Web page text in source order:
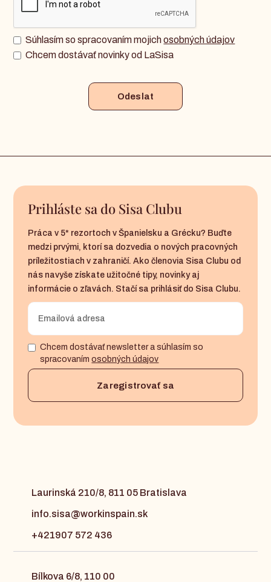
Súhlasím so spracovaním mojichosobných údajov
Chcem dostávať novinky od LaSisa
Prihláste sa do Sisa Clubu
Práca v 5* rezortoch v Španielsku a Grécku? Buďte
medzi prvými, ktorí sa dozvedia o nových pracovných
príležitostiach v zahraničí. Ako členovia Sisa Clubu od
nás navyše získate užitočné tipy, novinky aj
informácie o zľavách. Stačí sa prihlásiť do Sisa Clubu.
Chcem dostávať newsletter a súhlasím so
spracovanímosobných údajov
Laurinská 210/8, 811 05 Bratislava
info.sisa@workinspain.sk
+421907 572 436
Bílkova 6/8, 110 00